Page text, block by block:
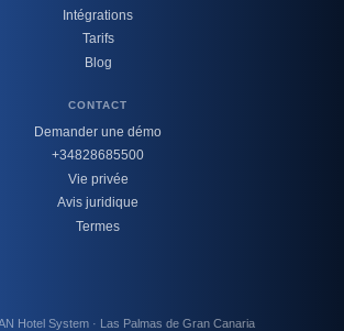
Intégrations
Tarifs
Blog
CONTACT
Demander une démo
+34828685500
Vie privée
Avis juridique
Termes
Hotel System · Las Palmas de Gran Canaria